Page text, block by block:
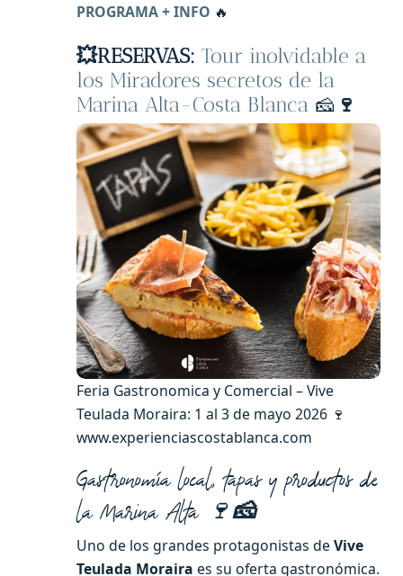
PROGRAMA + INFO 🔥
💥RESERVAS: Tour inolvidable a
los Miradores secretos de la
Marina Alta-Costa Blanca 🧀 🍷
Feria Gastronomica y Comercial – Vive
Teulada Moraira: 1 al 3 de mayo 2026 🍷
www.experienciascostablanca.com
Gastronomía local, tapas y productos de
la Marina Alta 🍷🧀
Uno de los grandes protagonistas de Vive
Teulada Moraira es su oferta gastronómica.